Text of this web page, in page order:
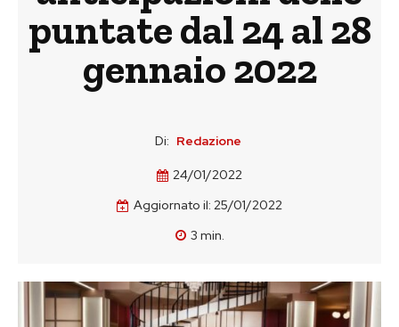
puntate dal 24 al 28
gennaio 2022
Di: Redazione
24/01/2022
Aggiornato il: 25/01/2022
3 min.